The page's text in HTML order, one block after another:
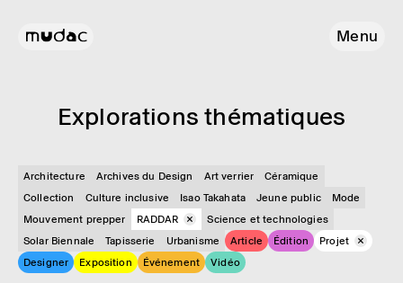
Menu
Explo­ra­tions théma­tiques
Architecture Archives du Design Art verrier
Céramique
Collection
Culture inclusive Isao Takahata Jeune public
Mode
Mouvement prepper
RADDAR
Science et technologies
Solar Biennale
Tapisserie Urbanisme Article Édition
Projet
Designer
Exposition Événement Vidéo